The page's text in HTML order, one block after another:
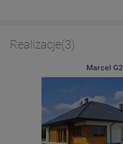
Realizacje(3)
Marcel G2